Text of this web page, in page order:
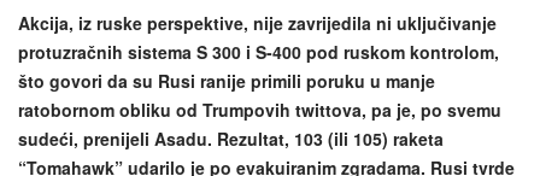
g
a
t
i
o
n
n
Akcija, iz ruske perspektive, nije zavrijedila ni uključivanje
protuzračnih sistema S 300 i S-400 pod ruskom kontrolom,
što govori da su Rusi ranije primili poruku u manje
ratobornom obliku od Trumpovih twittova, pa je, po svemu
sudeći, prenijeli Asadu. Rezultat, 103 (ili 105) raketa
“Tomahawk” udarilo je po evakuiranim zgradama. Rusi tvrde